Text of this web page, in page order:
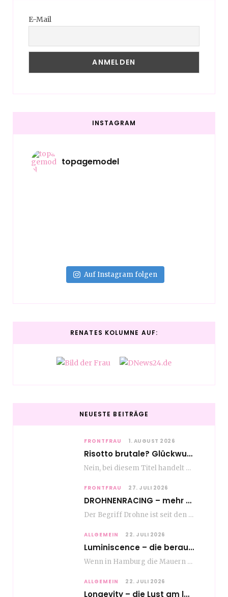
E-Mail
INSTAGRAM
topagemodel
Auf Instagram folgen
RENATES KOLUMNE AUF:
NEUESTE BEITRÄGE
FRONTFRAU 1. AUGUST 2026
Risotto brutale? Glückwunsch Axel Milberg zum 70. Geburtstag
Nein, bei diesem Titel handelt es sich nicht um eine Kochshow, oder vielleicht doch etwas.…
FRONTFRAU 27. JULI 2026
DROHNENRACING – mehr als ein hipper Nischensport
Der Begriff Drohne ist seit den andauernden weltweiten Kriegshandlungen seit Jahren in aller Munde. Und…
ALLGEMEIN 22. JULI 2026
Luminiscence – die berauschende Macht von klingenden Bildern
Wenn in Hamburg die Mauern zu sprechen beginnen, dann ist es die unverwechselbare, tiefsonore Stimme…
ALLGEMEIN 22. JULI 2026
Longevity – die Lust am langen Leben